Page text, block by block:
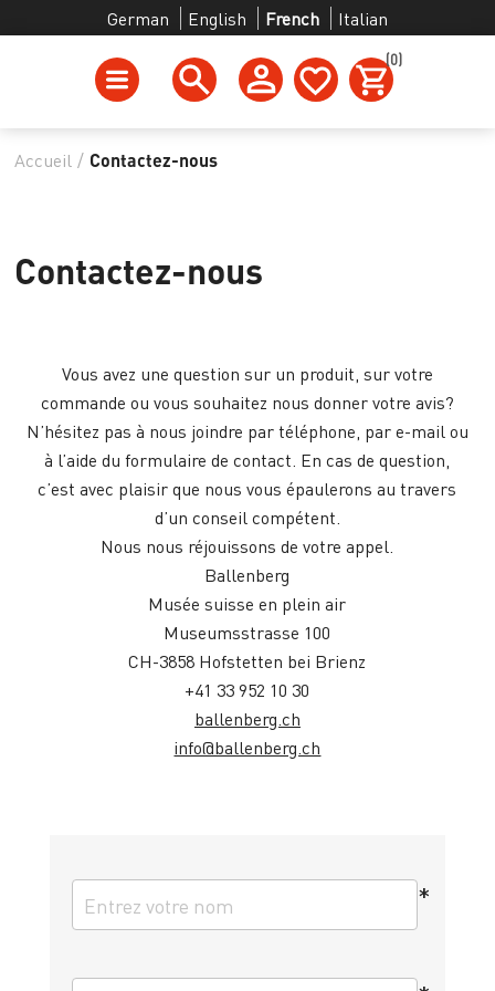
German English French Italian
(0)
Accueil / Contactez-nous
Contactez-nous
Vous avez une question sur un produit, sur votre
commande ou vous souhaitez nous donner votre avis?
N’hésitez pas à nous joindre par téléphone, par e-mail ou
à l’aide du formulaire de contact. En cas de question,
c’est avec plaisir que nous vous épaulerons au travers
d’un conseil compétent.
Nous nous réjouissons de votre appel.
Ballenberg
Musée suisse en plein air
Museumsstrasse 100
CH-3858 Hofstetten bei Brienz
+41 33 952 10 30
ballenberg.ch
info@ballenberg.ch
*